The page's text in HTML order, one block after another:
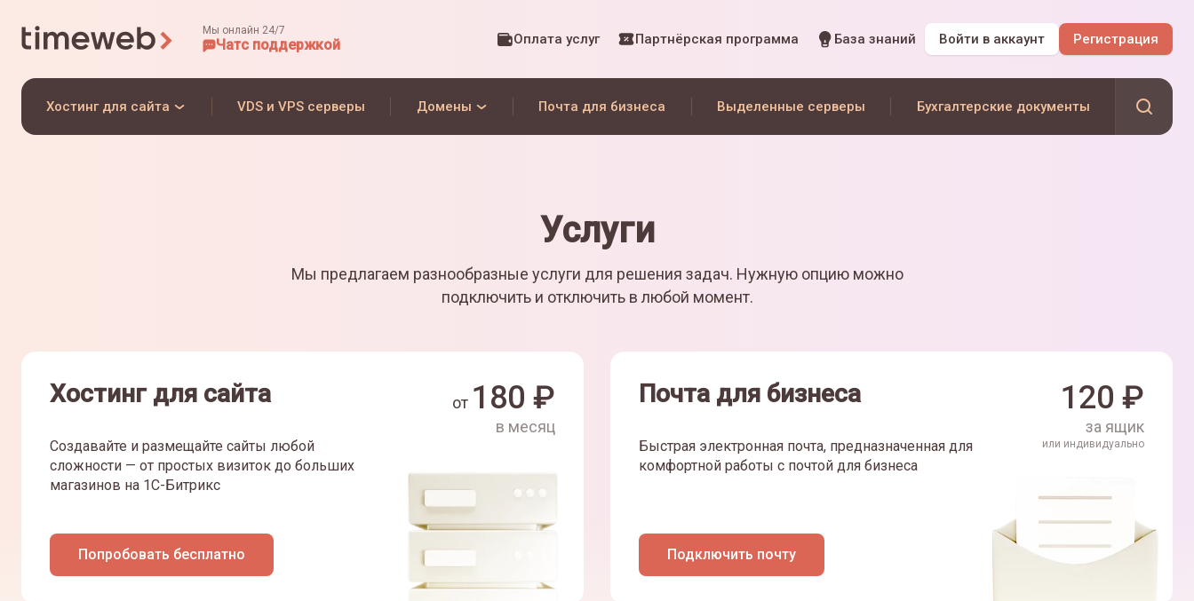
Мы онлайн 24/7
Чатс поддержкой Оплата услуг Партнёрская программа База знаний Войти в аккаунт Регистрация
Хостинг для сайта VDS и VPS серверы Домены Почта для бизнеса Выделенные серверы Бухгалтерские документы
Услуги
Мы предлагаем разнообразные услуги для решения задач. Нужную опцию можно
подключить и отключить в любой момент.
Хостинг для сайта
Создавайте и размещайте сайты любой
сложности — от простых визиток до больших
магазинов на 1С-Битрикс
Попробовать бесплатно
от 180 ₽
в месяц
Почта для бизнеса
Быстрая электронная почта, предназначенная для
комфортной работы с почтой для бизнеса
Подключить почту
120 ₽
за ящик
или индивидуально